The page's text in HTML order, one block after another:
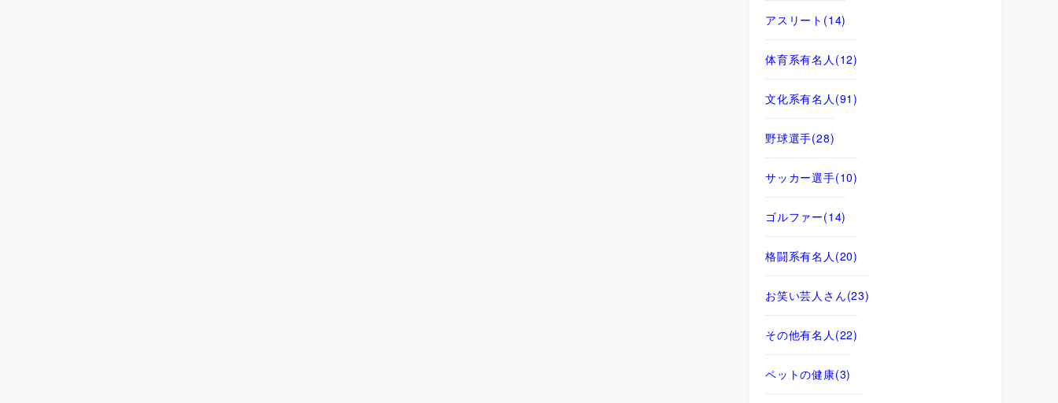
アスリート (14)
体育系有名人 (12)
文化系有名人 (91)
野球選手(28)
サッカー選手(10)
ゴルファー(14)
格闘系有名人 (20)
お笑い芸人さん(23)
その他有名人 (22)
ペットの健康(3)